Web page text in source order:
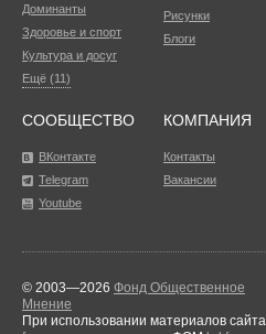
Доминанты
Здоровье и спорт
Культура и досуг
Ещё (11)
Рисунки
Блоги
СООБЩЕСТВО
ВКонтакте
Telegram
Youtube
КОМПАНИЯ
Контакты
Вакансии
© 2003—2026 Фонд Общественное
Мнение
При использовании материалов сайта